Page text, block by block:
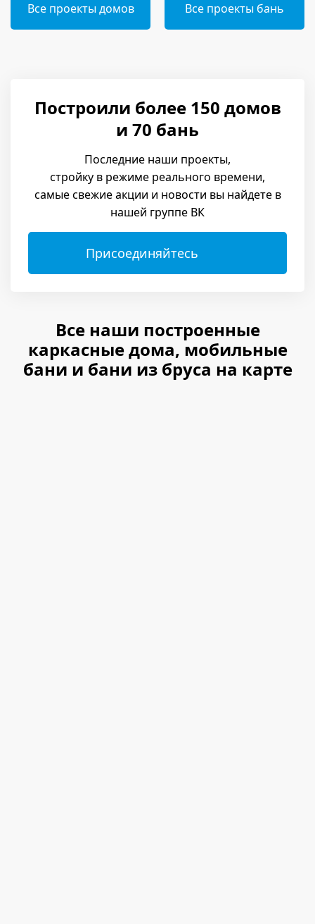
Все проекты домов Все проекты бань
Построили более 150 домов
и 70 бань
Последние наши проекты,
стройку в режиме реального времени,
самые свежие акции и новости вы найдете в
нашей группе ВК
Присоединяйтесь
Все наши построенные
каркасные дома, мобильные
бани и бани из бруса на карте